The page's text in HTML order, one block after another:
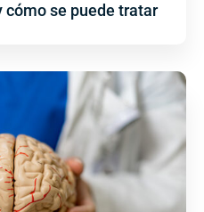
cómo se puede tratar